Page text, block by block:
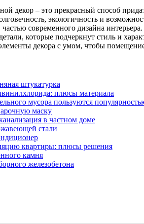
декор – это прекрасный способ
экологичность и
современного дизайна
которые подчеркнут стиль и
декора с умом, чтобы
штукатурка
плюсы материала
мусора пользуются
маску
в частном доме
стали
квартиры: плюсы решения
камня
железобетона